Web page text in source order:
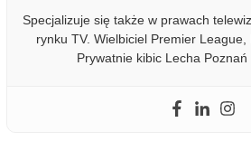
Specjalizuje się także w prawach
rynku TV. Wielbiciel Premier League,
Prywatnie kibic Lecha Poznań